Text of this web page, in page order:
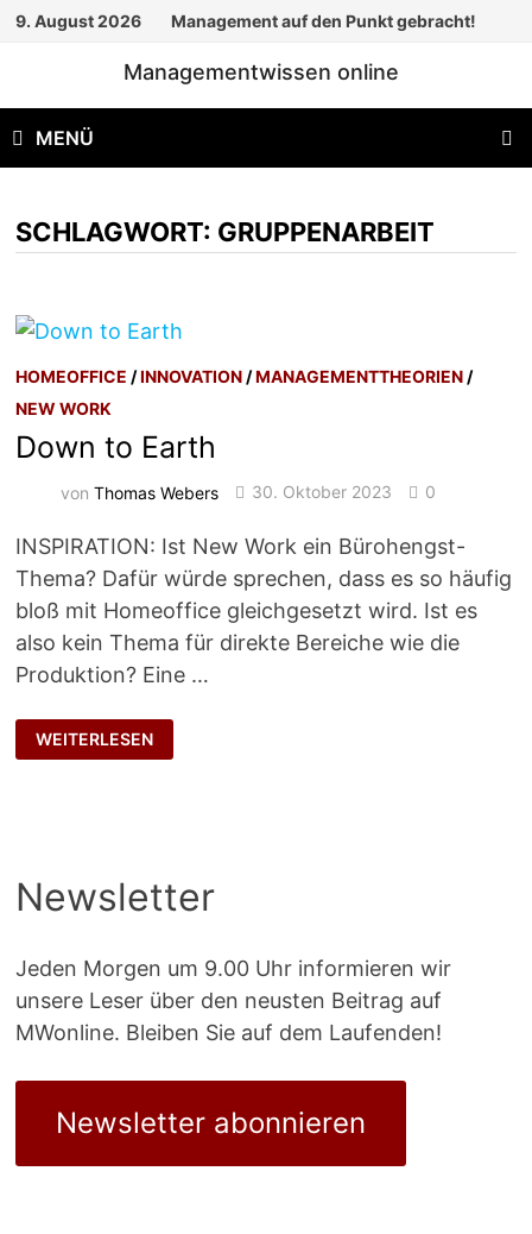
Zum
9. August 2026 Management auf den Punkt gebracht!
Managementwissen online
MENÜ
SCHLAGWORT: GRUPPENARBEIT
HOMEOFFICE /INNOVATION /MANAGEMENTTHEORIEN /
NEW WORK
Down to Earth
vonThomas Webers 30. Oktober 2023 0
INSPIRATION: Ist New Work ein Bürohengst-
Thema? Dafür würde sprechen, dass es so häufig
bloß mit Homeoffice gleichgesetzt wird. Ist es
also kein Thema für direkte Bereiche wie die
Produktion? Eine …
DOWN
TO
EARTH
WEITERLESEN
Newsletter
Jeden Morgen um 9.00 Uhr informieren wir
unsere Leser über den neusten Beitrag auf
MWonline. Bleiben Sie auf dem Laufenden!
Newsletter abonnieren